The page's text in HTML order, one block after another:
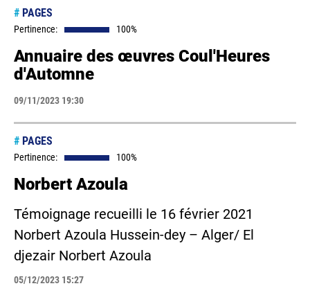
# PAGES
Pertinence: 100%
Annuaire des œuvres Coul'Heures
d'Automne
09/11/2023 19:30
# PAGES
Pertinence: 100%
Norbert Azoula
Témoignage recueilli le 16 février 2021
Norbert Azoula Hussein-dey – Alger/ El
djezair Norbert Azoula
05/12/2023 15:27